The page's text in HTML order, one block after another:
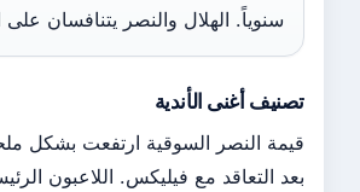
سنوياً. الهلال والنصر يتنافسان على
تصنيف أغنى الأندية
بعد التعاقد مع فيليكس. اللاعبون